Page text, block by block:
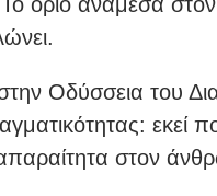
Οδύσσεια του
εκεί
στον